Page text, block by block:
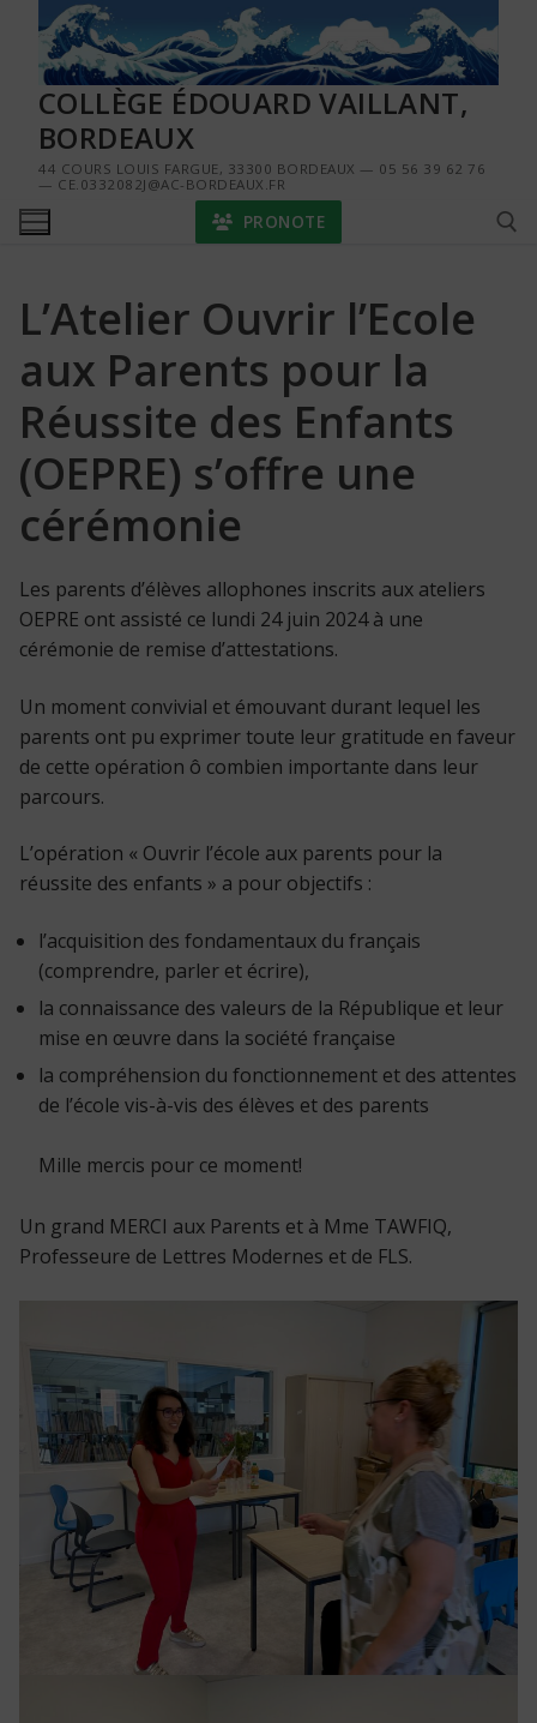
contenu
COLLÈGE ÉDOUARD VAILLANT,
BORDEAUX
44 COURS LOUIS FARGUE, 33300 BORDEAUX — 05 56 39 62 76
— CE.0332082J@AC-BORDEAUX.FR
PRONOTE
Rechercher :
L’Atelier Ouvrir l’Ecole
aux Parents pour la
Réussite des Enfants
(OEPRE) s’offre une
cérémonie
Les parents d’élèves allophones inscrits aux ateliers
OEPRE ont assisté ce lundi 24 juin 2024 à une
cérémonie de remise d’attestations.
Un moment convivial et émouvant durant lequel les
parents ont pu exprimer toute leur gratitude en faveur
de cette opération ô combien importante dans leur
parcours.
L’opération « Ouvrir l’école aux parents pour la
réussite des enfants » a pour objectifs :
l’acquisition des fondamentaux du français
(comprendre, parler et écrire),
la connaissance des valeurs de la République et leur
mise en œuvre dans la société française
la compréhension du fonctionnement et des attentes
de l’école vis-à-vis des élèves et des parents
Mille mercis pour ce moment!
Un grand MERCI aux Parents et à Mme TAWFIQ,
Professeure de Lettres Modernes et de FLS.